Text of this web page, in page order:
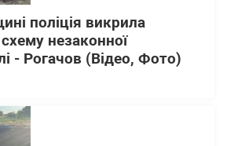
поліція викрила
незаконної
- Рогачов (Відео, Фото)